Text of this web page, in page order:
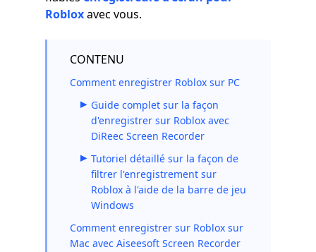
Robloxavec vous.
CONTENU
Comment enregistrer Roblox sur PC
Guide complet sur la façon
d'enregistrer sur Roblox avec
DiReec Screen Recorder
Tutoriel détaillé sur la façon de
filtrer l'enregistrement sur
Roblox à l'aide de la barre de jeu
Windows
Comment enregistrer sur Roblox sur
Mac avec Aiseesoft Screen Recorder